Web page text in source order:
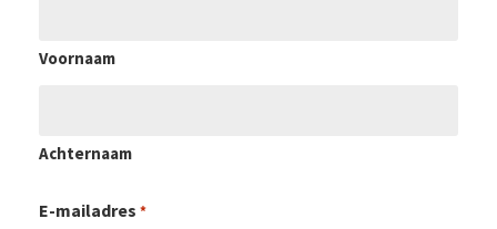
Voornaam
Achternaam
E-mailadres *